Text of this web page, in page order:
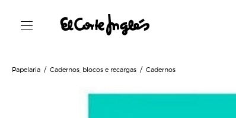
Papelaria Cadernos, blocos e recargas Cadernos